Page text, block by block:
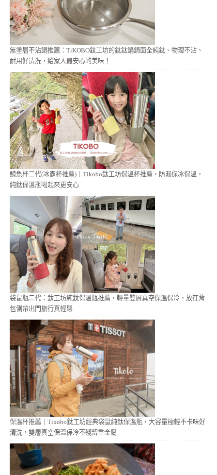
無塗層不沾鍋推薦：TiKOBO鈦工坊的鈦鈦鍋鍋面全純鈦、物理不沾、
耐用好清洗，給家人最安心的美味！
鯨魚杯二代(冰霸杯推薦)｜Tikobo鈦工坊保溫杯推薦，防漏保冰保溫，
純鈦保溫瓶喝起來更安心
袋鼠瓶二代：鈦工坊純鈦保溫瓶推薦，輕量雙層真空保溫保冷，放在背
包側帶出門旅行真輕鬆
保溫杯推薦｜Tikobo鈦工坊經典袋鼠純鈦保溫瓶，大容量極輕不卡味好
清洗，雙層真空保溫保冷不殘留重金屬